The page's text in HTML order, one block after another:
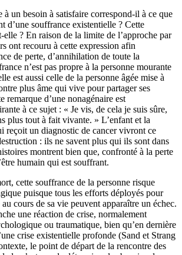
à un besoin à satisfaire correspond-il à ce que
d’une souffrance existentielle ? Cette
elle ? En raison de la limite de l’approche par
ont recouru à cette expression afin
de perte, d’annihilation de toute la
n’est pas propre à la personne mourante
est aussi celle de la personne âgée mise à
plus âme qui vive pour partager ses
remarque d’une nonagénaire est
à ce sujet : « Je vis, de cela je suis sûre,
plus tout à fait vivante. » L’enfant et la
reçoit un diagnostic de cancer vivront ce
: ils ne savent plus qui ils sont dans
montrent bien que, confronté à la perte
humain qui est souffrant.
cette souffrance de la personne risque
puisque tous les efforts déployés pour
cours de sa vie peuvent apparaître un échec.
une réaction de crise, normalement
ou traumatique, bien qu’en dernière
crise existentielle profonde (Sand et Strang
le point de départ de la rencontre des